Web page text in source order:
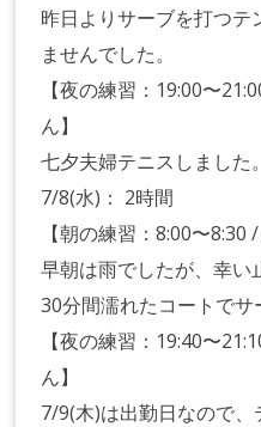
昨日よりサーブを打つ
ませんでした。
【夜の練習：19:00〜
ん】
七夕夫婦テニスしました。
7/8(水)： 2時間
【朝の練習：8:00〜8:30 /
早朝は雨でしたが、幸い
30分間濡れたコートでサ
【夜の練習：19:40〜
ん】
7/9(木)は出勤日なので